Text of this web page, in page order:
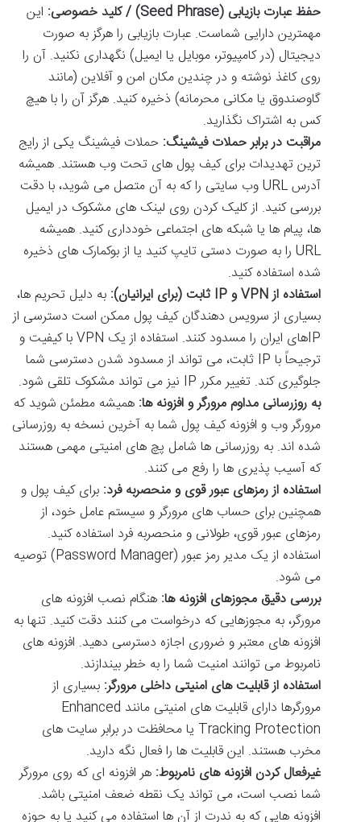
حفظ عبارت بازیابی (Seed Phrase) / کلید خصوصی:
این
مهمترین دارایی شماست. عبارت بازیابی را هرگز به صورت
دیجیتال (در کامپیوتر، موبایل یا ایمیل) نگهداری نکنید. آن را
روی کاغذ نوشته و در چندین مکان امن و آفلاین (مانند
گاوصندوق یا مکانی محرمانه) ذخیره کنید. هرگز آن را با هیچ
کس به اشتراک نگذارید.
مراقبت در برابر حملات فیشینگ: حملات فیشینگ یکی از رایج
ترین تهدیدات برای کیف پول های تحت وب هستند. همیشه
آدرس URL وب سایتی را که به آن متصل می شوید، با دقت
بررسی کنید. از کلیک کردن روی لینک های مشکوک در ایمیل
ها، پیام ها یا شبکه های اجتماعی خودداری کنید. همیشه
URL را به صورت دستی تایپ کنید یا از بوکمارک های ذخیره
شده استفاده کنید.
استفاده از VPN و IP ثابت (برای ایرانیان):
به دلیل تحریم ها،
بسیاری از سرویس دهندگان کیف پول ممکن است دسترسی از
IPهای ایران را مسدود کنند. استفاده از یک VPN با کیفیت و
ترجیحاً با IP ثابت، می تواند از مسدود شدن دسترسی شما
جلوگیری کند. تغییر مکرر IP نیز می تواند مشکوک تلقی شود.
به روزرسانی مداوم مرورگر و افزونه ها: همیشه مطمئن شوید که
مرورگر وب و افزونه کیف پول شما به آخرین نسخه به روزرسانی
شده اند. به روزرسانی ها شامل پچ های امنیتی مهمی هستند
که آسیب پذیری ها را رفع می کنند.
استفاده از رمزهای عبور قوی و منحصربه فرد: برای کیف پول و
همچنین برای حساب های مرورگر و سیستم عامل خود، از
رمزهای عبور قوی، طولانی و منحصربه فرد استفاده کنید.
استفاده از یک مدیر رمز عبور (Password Manager) توصیه
می شود.
بررسی دقیق مجوزهای افزونه ها: هنگام نصب افزونه های
مرورگر، به مجوزهایی که درخواست می کنند دقت کنید. تنها به
افزونه های معتبر و ضروری اجازه دسترسی دهید. افزونه های
نامربوط می توانند امنیت شما را به خطر بیندازند.
استفاده از قابلیت های امنیتی داخلی مرورگر: بسیاری از
مرورگرها دارای قابلیت های امنیتی مانند Enhanced
Tracking Protection یا محافظت در برابر سایت های
مخرب هستند. این قابلیت ها را فعال نگه دارید.
غیرفعال کردن افزونه های نامربوط: هر افزونه ای که روی مرورگر
شما نصب است، می تواند یک نقطه ضعف امنیتی باشد.
افزونه هایی که به ندرت از آن ها استفاده می کنید یا به حوزه